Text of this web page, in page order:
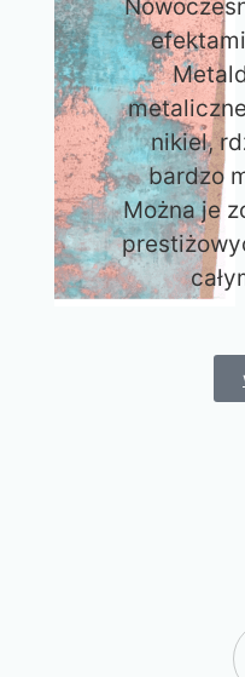
nikiel,
bardzo
Można je